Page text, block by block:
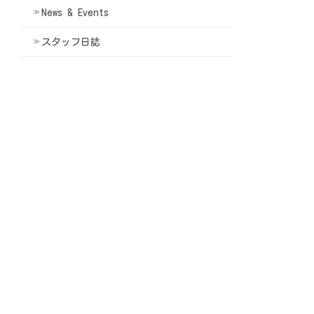
News & Events
スタッフ日誌